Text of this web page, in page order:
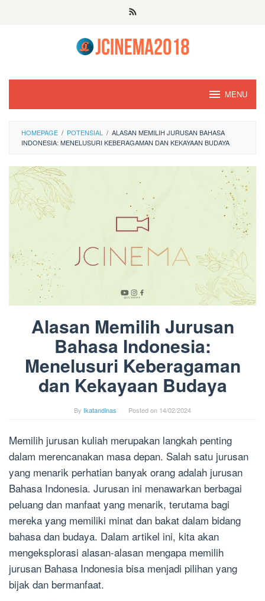
MENU
HOMEPAGE / POTENSIAL / ALASAN MEMILIH JURUSAN BAHASA
INDONESIA: MENELUSURI KEBERAGAMAN DAN KEKAYAAN BUDAYA
Alasan Memilih Jurusan
Bahasa Indonesia:
Menelusuri Keberagaman
dan Kekayaan Budaya
By Ikatandinas Posted on 14/02/2024
Memilih jurusan kuliah merupakan langkah penting
dalam merencanakan masa depan. Salah satu jurusan
yang menarik perhatian banyak orang adalah jurusan
Bahasa Indonesia. Jurusan ini menawarkan berbagai
peluang dan manfaat yang menarik, terutama bagi
mereka yang memiliki minat dan bakat dalam bidang
bahasa dan budaya. Dalam artikel ini, kita akan
mengeksplorasi alasan-alasan mengapa memilih
jurusan Bahasa Indonesia bisa menjadi pilihan yang
bijak dan bermanfaat.